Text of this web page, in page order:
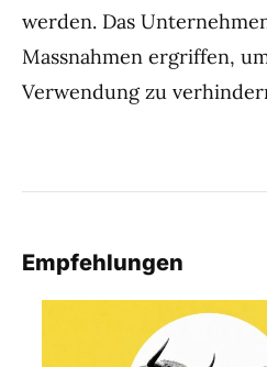
werden. Das
Massnahmen ergriffen,
Verwendung zu
Empfehlungen